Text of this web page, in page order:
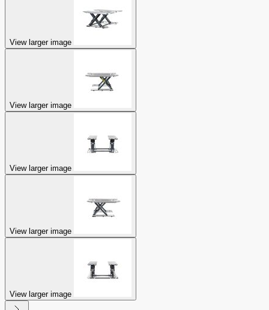
View larger image
View larger image
View larger image
View larger image
View larger image